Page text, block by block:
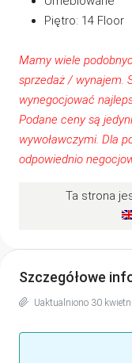
Piętro: 14 Floor
Mamy wiele
sprzedaż / wynajem.
wynegocjować
Podane ceny są
wywoławczymi. Dla
odpowiednio
Ta strona
Szczegółowe
Uaktualniono 30